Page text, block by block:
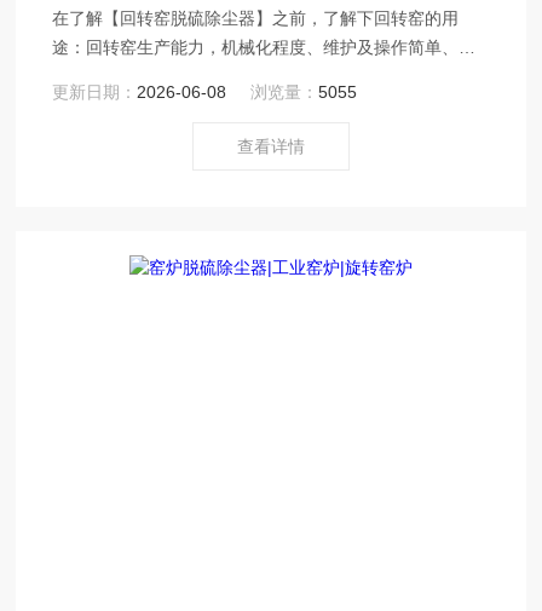
在了解【回转窑脱硫除尘器】之前，了解下回转窑的用
途：回转窑生产能力，机械化程度、维护及操作简单、能
程，因而被广泛地应用于冶金、水泥、耐火材料、化工
更新日期： 2026-06-08 浏览量：5055
查看详情